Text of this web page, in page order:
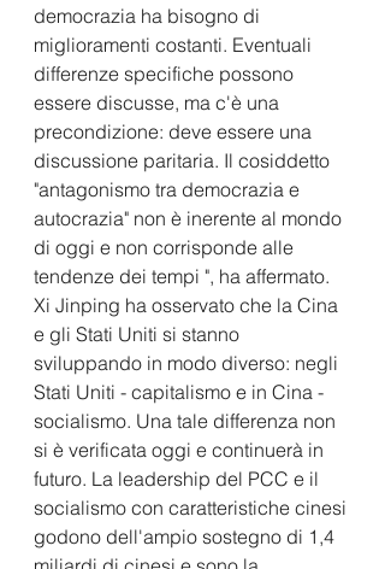
democrazia ha bisogno di
miglioramenti costanti. Eventuali
differenze specifiche possono
essere discusse, ma c'è una
precondizione: deve essere una
discussione paritaria. Il cosiddetto
"antagonismo tra democrazia e
autocrazia" non è inerente al mondo
di oggi e non corrisponde alle
tendenze dei tempi ", ha affermato.
Xi Jinping ha osservato che la Cina
e gli Stati Uniti si stanno
sviluppando in modo diverso: negli
Stati Uniti - capitalismo e in Cina -
socialismo. Una tale differenza non
si è verificata oggi e continuerà in
futuro. La leadership del PCC e il
socialismo con caratteristiche cinesi
godono dell'ampio sostegno di 1,4